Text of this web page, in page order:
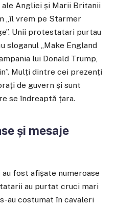
Angliei și Marii Britanii
„îl vrem pe Starmer
Unii protestatari purtau
sloganul „Make England
lui Donald Trump,
Mulți dintre cei prezenți
de guvern și sunt
se îndreaptă țara.
și mesaje
fost afișate numeroase
au purtat cruci mari
au costumat în cavaleri